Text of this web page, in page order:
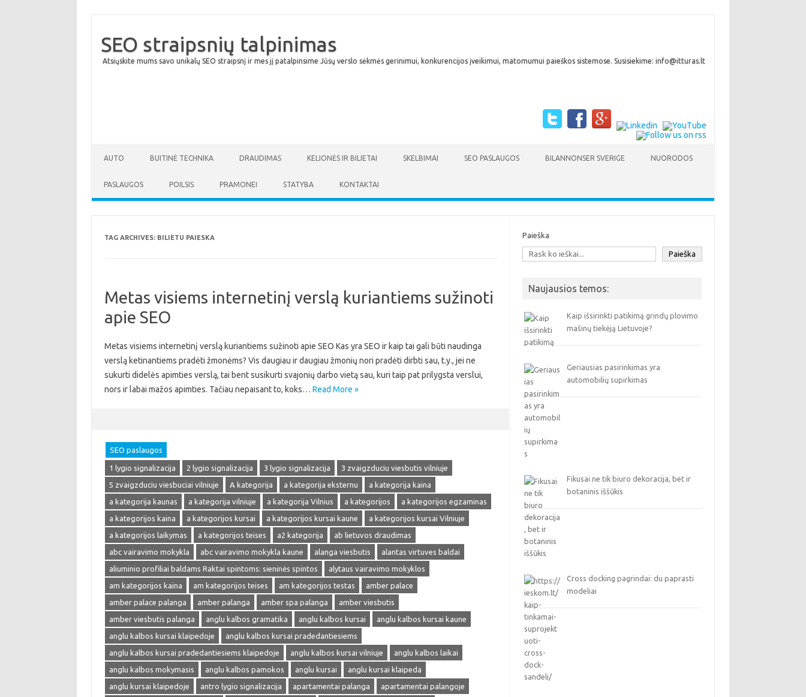
SEO straipsnių talpinimas
Atsiųskite mums savo unikalų SEO straipsnį ir mes jį patalpinsime Jūsų verslo sėkmės gerinimui, konkurencijos įveikimui, matomumui paieškos sistemose. Susisiekime: info@itturas.lt
AUTO BUITINĖ TECHNIKA DRAUDIMAS KELIONĖS IR BILIETAI SKELBIMAI SEO PASLAUGOS BILANNONSER SVERIGE NUORODOS
PASLAUGOS POILSIS PRAMONEI STATYBA KONTAKTAI
TAG ARCHIVES: BILIETU PAIESKA
Metas visiems internetinį verslą kuriantiems sužinoti
apie SEO
Metas visiems internetinį verslą kuriantiems sužinoti apie SEO Kas yra SEO ir kaip tai gali būti naudinga
verslą ketinantiems pradėti žmonėms? Vis daugiau ir daugiau žmonių nori pradėti dirbti sau, t.y., jei ne
sukurti didelės apimties verslą, tai bent susikurti svajonių darbo vietą sau, kuri taip pat prilygsta verslui,
nors ir labai mažos apimties. Tačiau nepaisant to, koks… Read More »
SEO paslaugos
1 lygio signalizacija 2 lygio signalizacija 3 lygio signalizacija
3 zvaigzduciu viesbutis vilniuje
5 zvaigzduciu viesbuciai vilniuje
A kategorija a kategorija eksternu
a kategorija kaina
a kategorija kaunas
a kategorija vilniuje a kategorija Vilnius a kategorijos
a kategorijos egzaminas
a kategorijos kaina
a kategorijos kursai a kategorijos kursai kaune
a kategorijos kursai Vilniuje
a kategorijos laikymas
a kategorijos teises a2 kategorija
ab lietuvos draudimas
abc vairavimo mokykla
abc vairavimo mokykla kaune alanga viesbutis
alantas virtuves baldai
aliuminio profiliai baldams Raktai spintoms: sieninės spintos
alytaus vairavimo mokyklos
am kategorijos kaina
am kategorijos teises am kategorijos testas
amber palace
amber palace palanga
amber palanga amber spa palanga
amber viesbutis
amber viesbutis palanga
anglu kalbos gramatika anglu kalbos kursai
anglu kalbos kursai kaune
anglu kalbos kursai klaipedoje
anglu kalbos kursai pradedantiesiems
anglu kalbos kursai pradedantiesiems klaipedoje
anglu kalbos kursai vilniuje
anglu kalbos laikai
anglu kalbos mokymasis
anglu kalbos pamokos anglu kursai
anglu kursai klaipeda
anglu kursai klaipedoje
antro lygio signalizacija apartamentai palanga
apartamentai palangoje
Paieška
Paieška
Naujausios temos:
Kaip išsirinkti patikimą grindų plovimo
mašinų tiekėją Lietuvoje?
Geriausias pasirinkimas yra
automobilių supirkimas
Fikusai ne tik biuro dekoracija, bet ir
botaninis iššūkis
Cross docking pagrindai: du paprasti
modeliai